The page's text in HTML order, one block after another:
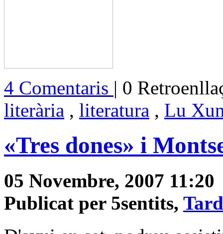
4 Comentaris | 0
literària , literatura , Lu
«Tres dones» i
05 Novembre, 2007 11:20
Publicat per 5sentits,